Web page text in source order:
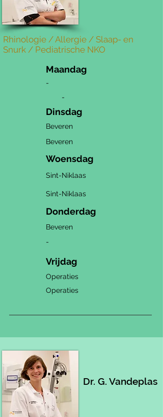
Rhinologie / Allergie / Slaap- en
Snurk / Pediatrische NKO
Maandag
-
-
Dinsdag
Beveren
Beveren
Woensdag
Sint-Niklaas
Sint-Niklaas
Donderdag
Beveren
-
Vrijdag
Operaties
Operaties
Dr. G. Vandeplas